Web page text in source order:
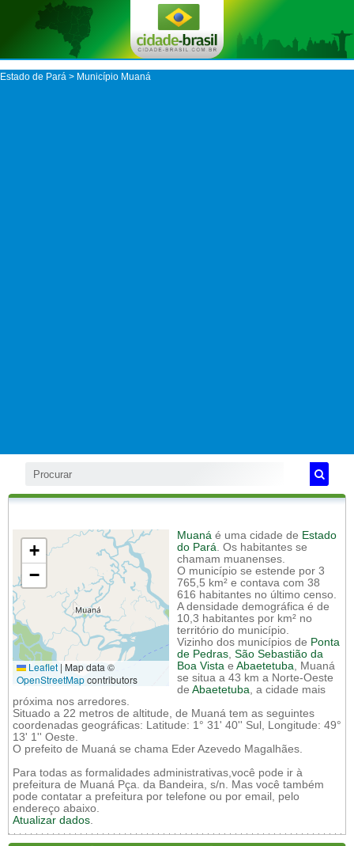
Estado de Pará > Município Muaná
+
−
Leaflet | Map data ©
OpenStreetMapcontributors
Muaná é uma cidade de Estado
do Pará. Os habitantes se
chamam muanenses.
O município se estende por 3
765,5 km² e contava com 38
616 habitantes no último censo.
A densidade demográfica é de
10,3 habitantes por km² no
território do município.
Vizinho dos municípios de Ponta
de Pedras, São Sebastião da
Boa Vista e Abaetetuba, Muaná
se situa a 43 km a Norte-Oeste
de Abaetetuba, a cidade mais
próxima nos arredores.
Situado a 22 metros de altitude, de Muaná tem as seguintes
coordenadas geográficas: Latitude: 1° 31' 40'' Sul, Longitude: 49°
13' 1'' Oeste.
O prefeito de Muaná se chama Eder Azevedo Magalhães.
Para todas as formalidades administrativas,você pode ir à
prefeitura de Muaná Pça. da Bandeira, s/n. Mas você também
pode contatar a prefeitura por telefone ou por email, pelo
endereço abaixo.
Atualizar dados.